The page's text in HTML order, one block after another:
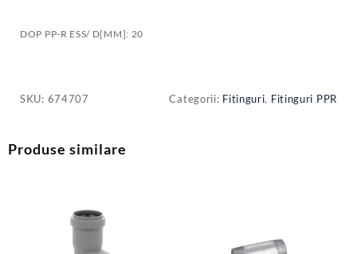
DOP PP-R ESS/ D[MM]: 20
SKU: 674707 Categorii: Fitinguri, Fitinguri PPR
Produse similare